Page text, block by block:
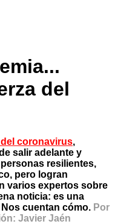
del
coronavirus,
salir adelante y
resilientes,
pero logran
varios expertos sobre
noticia: es una
cuentan cómo. Por
Javier Jaén